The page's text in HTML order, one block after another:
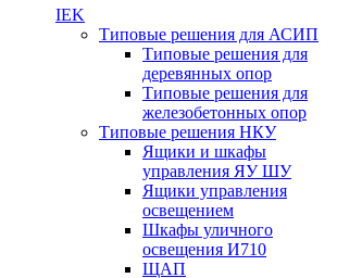
IEK
Типовые решения для АСИП
Типовые решения для
деревянных опор
Типовые решения для
железобетонных опор
Типовые решения НКУ
Ящики и шкафы
управления ЯУ ШУ
Ящики управления
освещением
Шкафы уличного
освещения И710
ЩАП